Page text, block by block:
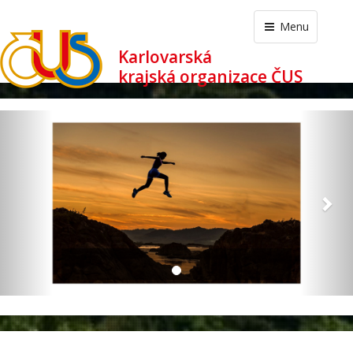
Menu
Karlovarská
krajská organizace ČUS
revious